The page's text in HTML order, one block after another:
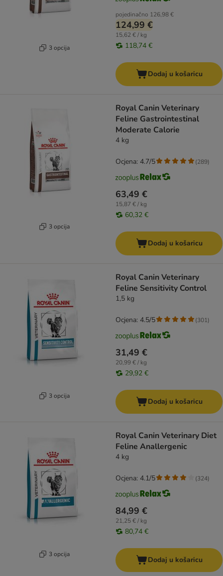
3 opcija
pojedinačno 126,98 €
124,99 €
15,62 € / kg
118,74 €
Dodaj u košaricu
3 opcija
Royal Canin Veterinary
Feline Gastrointestinal
Moderate Calorie
4 kg
63,49 €
15,87 € / kg
60,32 €
Ocjena: 4.7/5 (289)
Dodaj u košaricu
3 opcija
Royal Canin Veterinary
Feline Sensitivity Control
1,5 kg
31,49 €
20,99 € / kg
29,92 €
Ocjena: 4.5/5 (301)
Dodaj u košaricu
3 opcija
Royal Canin Veterinary Diet
Feline Anallergenic
4 kg
84,99 €
21,25 € / kg
80,74 €
Ocjena: 4.1/5 (324)
Dodaj u košaricu